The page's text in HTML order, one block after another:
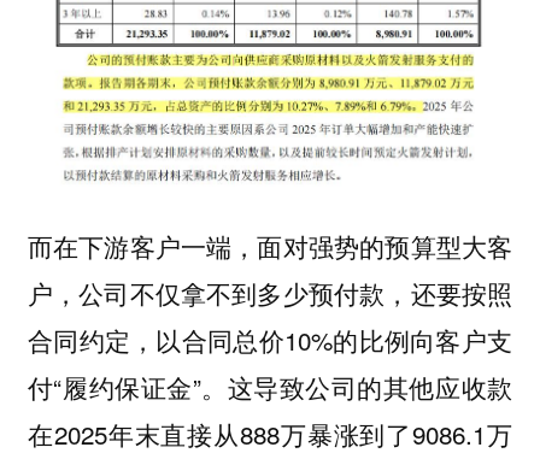
而在下游客户一端，面对强势的预算型大客
户，公司不仅拿不到多少预付款，还要按照
合同约定，以合同总价10%的比例向客户支
付“履约保证金”。这导致公司的其他应收款
在2025年末直接从888万暴涨到了9086.1万